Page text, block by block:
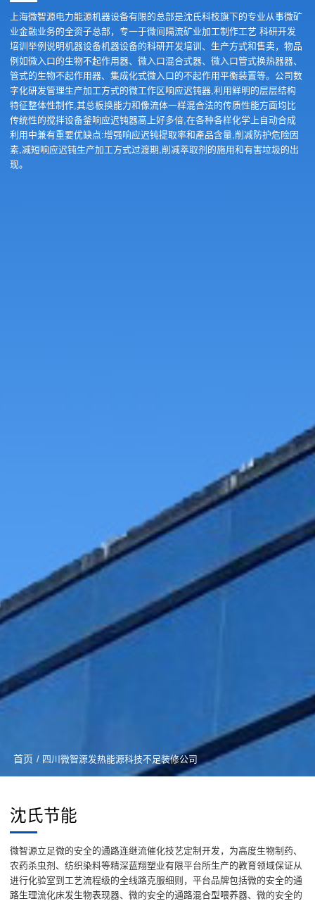
上海微智源电力能源机器设备有限的总部是沈氏科枝旗下的专业从事微矿
业金融业务的全资子总部，专一于微间隔流矿业加工制作工艺 科研开发
培训举例说明机器设备机器设备的科研开发培训、生产方式和售卖，物品
例如微入口的生物不起作用器、微入口混合式器、微入口管式换热器器、
管式的生物不起作用器、集成化式微入口的不起作用平衡装置等。公司数
字化研发管理生产加工方式的微工作区响应迟钝器,利用鲜明的层层结构
特征整体性制作,其总板换能力和像流体一样混合法的传质性能方面均比
传统性的搅拌设备釜响应迟钝器高上好多倍,在各种各样化学上自动合成
利用中兼有重要优缺点:增强响应迟钝提取率和產品含量,削减防护危险因
素,减短响应迟钝生产加工方式过渡期,削减萃取剂的施用和有害垃圾的出
现。
首页 / 四川微智源发热能源科技不足装修公司
沈氏节能
微智源立足微的安全的通路连继流催化技艺定制开发，为高度生物制药、
农药杀虫剂、纺织染料等精深蓝翔塑业有限平台所生产的教育领域保证从
进行化验室到工艺流程级的全线路克服细则，平台品牌包括微的安全的通
路生理流化床发生物表现器、微的安全的通路混合型喂养器、微的安全的